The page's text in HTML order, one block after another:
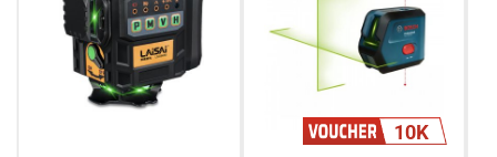
1
Chia sẻ nhận xét về sản phẩm
Viết nhận xét của bạn
10K